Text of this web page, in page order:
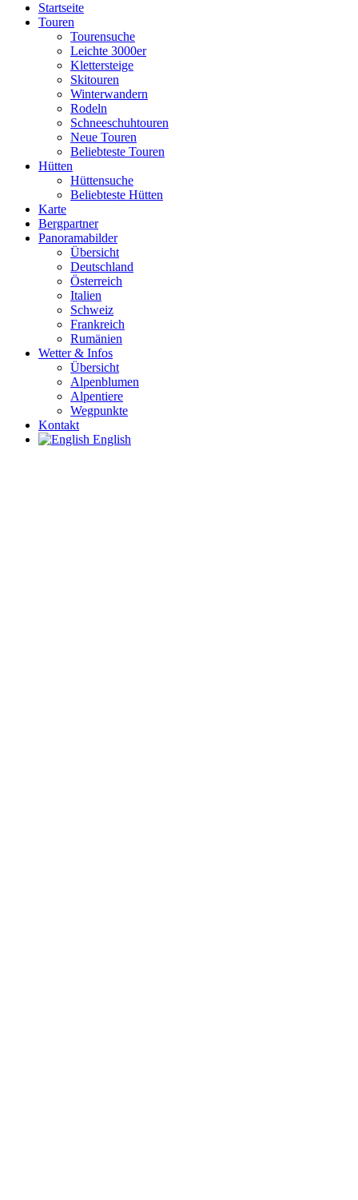
Startseite
Touren
Tourensuche
Leichte 3000er
Klettersteige
Skitouren
Winterwandern
Rodeln
Schneeschuhtouren
Neue Touren
Beliebteste Touren
Hütten
Hüttensuche
Beliebteste Hütten
Karte
Bergpartner
Panoramabilder
Übersicht
Deutschland
Österreich
Italien
Schweiz
Frankreich
Rumänien
Wetter & Infos
Übersicht
Alpenblumen
Alpentiere
Wegpunkte
Kontakt
English